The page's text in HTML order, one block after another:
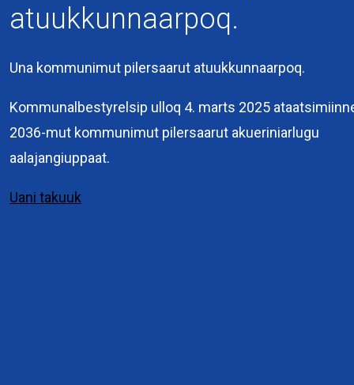
atuukkunnaarpoq.
Una kommunimut pilersaarut atuukkunnaarpoq.
Kommunalbestyrelsip ulloq 4. marts 2025
2036-mut kommunimut pilersaarut akueriniarlugu
aalajangiuppaat.
Uani takuuk
Kommuneqarfik
Sermersooq
Kuussuaq 2
3900 Nuuk